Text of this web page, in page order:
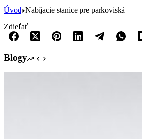
Úvod Nabíjacie stanice pre parkoviská
Zdieľať
Blogy